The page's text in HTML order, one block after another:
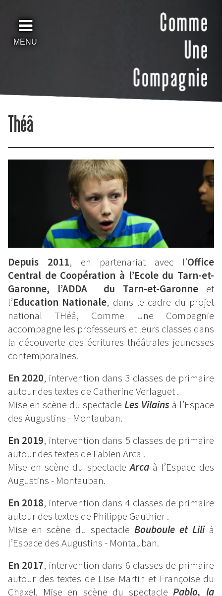
MENU
Théâ
Depuis 2011, en partenariat avec l’Office
Central de Coopération à l’Ecole du Tarn-et-
Garonne, l’ADDA du Tarn-et-Garonne
et
l’Education Nationale, dans le cadre du projet
national THéâ, Comme Une Compagnie
accompagne les professeurs et leurs classes dans
la découverte des écritures théâtrales jeunesses
contemporaines.
En 2020, intervention dans 3 classes de primaire
autour des textes de Catherine Verlaguet .
Mise en scène du spectacle Les Vilains à l’Espace
des Augustins - Montauban.
En 2019, intervention dans 5 classes de primaire
autour des textes de Fabien Arca .
Mise en scène du spectacleArca à l’Espace des
Augustins - Montauban.
En 2018, intervention dans 4 classes de primaire
autour des textes de Philippe Gauthier .
Mise en scène du spectacle Bouboule et Lilià
l’Espace des Augustins - Montauban.
En 2017, intervention dans 6 classes de primaire
autour des textes de Lise Martin et Françoise du
Chaxel. Mise en scène du spectacle Pablo, la